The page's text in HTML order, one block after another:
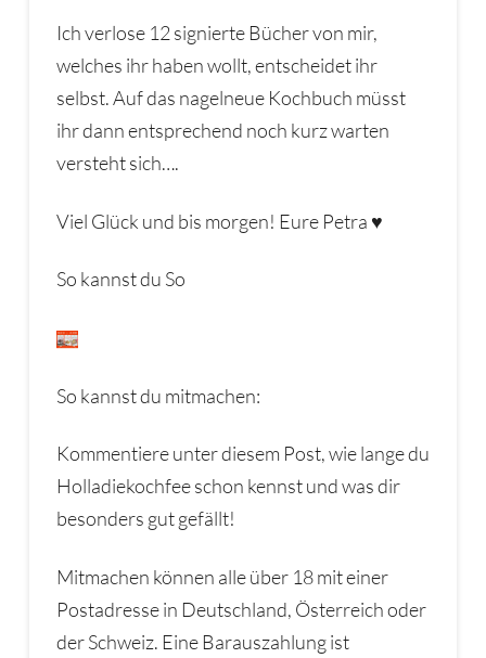
Ich verlose 12 signierte Bücher von mir,
welches ihr haben wollt, entscheidet ihr
selbst. Auf das nagelneue Kochbuch müsst
ihr dann entsprechend noch kurz warten
versteht sich….
Viel Glück und bis morgen! Eure Petra ♥
So kannst du So
So kannst du mitmachen:
Kommentiere unter diesem Post, wie lange du
Holladiekochfee schon kennst und was dir
besonders gut gefällt!
Mitmachen können alle über 18 mit einer
Postadresse in Deutschland, Österreich oder
der Schweiz. Eine Barauszahlung ist